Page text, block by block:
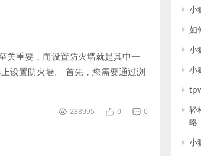
关重要，而设置防火墙就是其中一
设置防火墙。 首先，您需要通过浏
238995 0 0
小
如
小
小
轻
略
小